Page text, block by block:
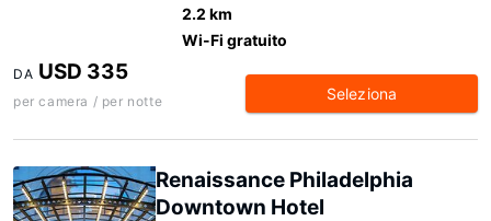
2.2 km
Wi-Fi gratuito
DA USD 335
per camera / per notte Seleziona
Renaissance Philadelphia
Downtown Hotel